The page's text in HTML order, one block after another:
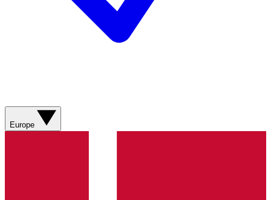
Europe